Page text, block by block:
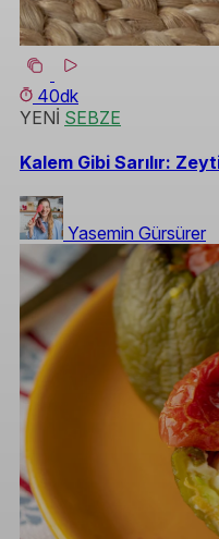
40dk
YENİ SEBZE
Kalem Gibi Sarılır:
Yasemin Gürsürer